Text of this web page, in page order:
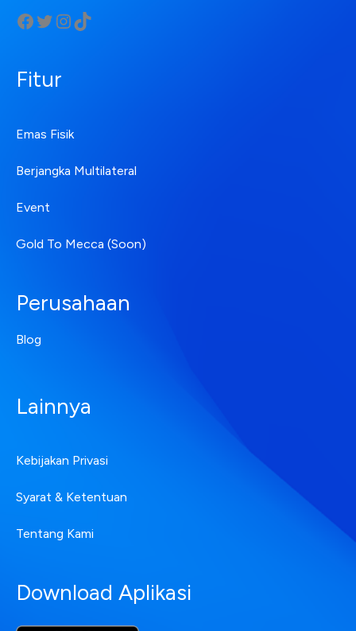
Fitur
Emas Fisik
Berjangka Multilateral
Event
Gold To Mecca (Soon)
Perusahaan
Blog
Lainnya
Kebijakan Privasi
Syarat & Ketentuan
Tentang Kami
Download Aplikasi